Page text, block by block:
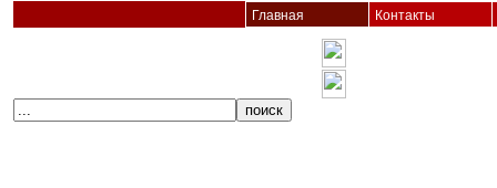
Главная Контакты